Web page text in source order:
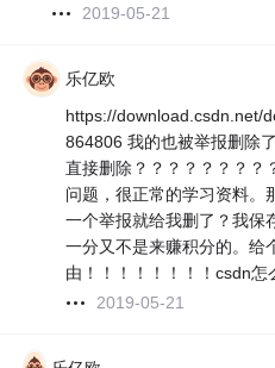
2019-05-21
乐亿欧
https://download.csdn.net/
864806 我的也被举报删除
直接删除？？？？？？？？
问题，很正常的学习资料。
一个举报就给我删了？我保
一分又不是来赚积分的。给
由！！！！！！！！csdn怎
2019-05-21